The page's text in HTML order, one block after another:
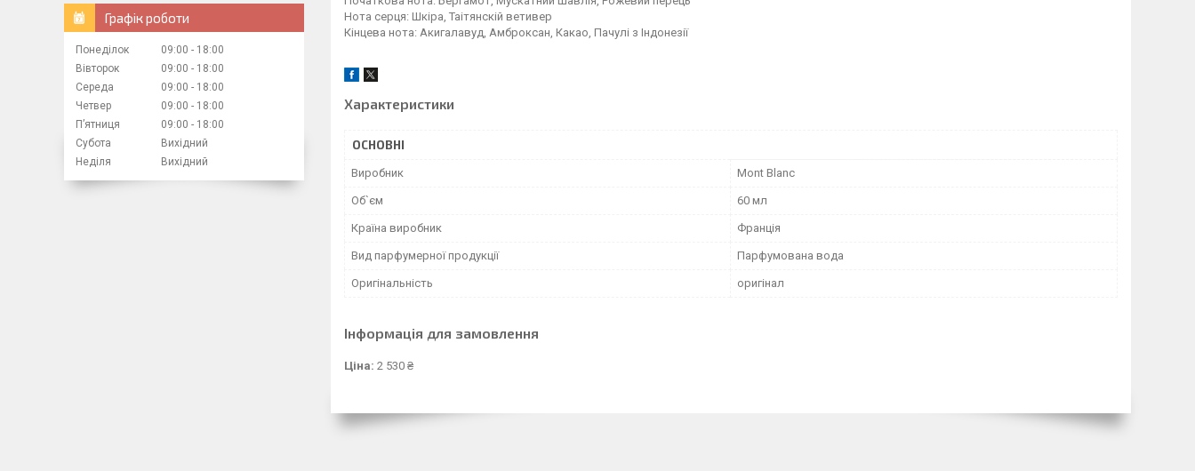
Нота серця: Шкіра, Таітянскій ветивер
Кінцева нота: Акигалавуд, Амброксан, Какао, Пачулі з Індонезії
Характеристики
ОСНОВНІ
Виробник Mont Blanc
Об`єм 60 мл
Країна виробник Франція
Вид парфумерної продукції Парфумована вода
Оригінальність оригінал
Інформація для замовлення
Ціна: 2 530 ₴
Графік роботи
Понеділок 09:00
18:00
Вівторок
09:00
18:00
Середа
09:00
18:00
Четвер
09:00
18:00
Пʼятниця
09:00
18:00
Субота
Вихідний
Неділя
Вихідний